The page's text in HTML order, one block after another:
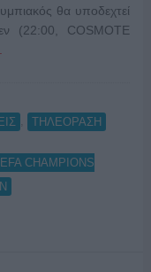
θα υποδεχτεί
(22:00, COSMOTE
ΤΗΛΕΟΡΑΣΗ
CHAMPIONS